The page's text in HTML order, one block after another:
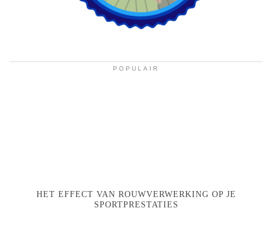
POPULAIR
HET EFFECT VAN ROUWVERWERKING OP JE
SPORTPRESTATIES